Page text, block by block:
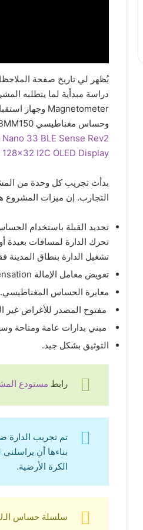
يُظهر لي تاريخ صفحة
دراسة مبدأية لما يتطلبه
Magnetometer وجهاز استقبال الموقع GPS ولهذا ابتعت
وحساس مغناطيسي BMM150 موجود في دارة
33 BLE Sense Rev2
128×32 I2C OLED Display
بدأت تجريب كل وحدة من
التجارب. إن ميزات المشروع
تحرك الدارة لمسافات
تشغيل الدارة بنطاق المدينة
تعويض معامل الإمالة Tilte compensation.
معايرة الحساس المغناطيسي.
مفتوح المصدر للأغراض غير
مبني بدارات عامة ومتاحة
التوثيق بشكل جيد.
رابط مستودع
تم تجريب الدارة
بناءها أن
الكرة الأرضية.
سلسلة حساس الـIMU: